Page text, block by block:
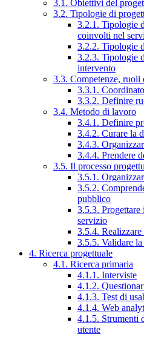
3.1. Obiettivi del
3.2. Tipologie di
3.2.1. Tipologie
coinvolti nel
3.2.2. Tipologie
3.2.3. Tipologie
intervento
3.3. Competenze,
3.3.1.
3.3.2. Definire
3.4. Metodo di lavoro
3.4.1. Definire
3.4.2. Curare la
3.4.3.
3.4.4. Prendere
3.5. Il processo
3.5.1.
3.5.2.
pubblico
3.5.3. Progettare
servizio
3.5.4.
3.5.5. Validare
4. Ricerca progettuale
4.1. Ricerca primaria
4.1.1. Interviste
4.1.2.
4.1.3. Test di
4.1.4. Web
4.1.5. Strumenti
utente